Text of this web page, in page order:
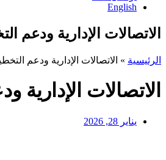
English
الاتصالات الإدارية ودعم
الرئيسية » الاتصالات الإدارية ودعم
الاتصالات الإدارية
يناير 28, 2026